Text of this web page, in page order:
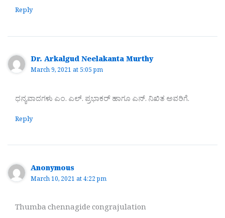
Reply
Dr. Arkalgud Neelakanta Murthy
March 9, 2021 at 5:05 pm
ಧನ್ಯವಾದಗಳು ಎಂ. ಎಲ್. ಪ್ರಭಾಕರ್ ಹಾಗೂ ಎನ್. ನಿಖಿತ ಅವರಿಗೆ.
Reply
Anonymous
March 10, 2021 at 4:22 pm
Thumba chennagide congrajulation